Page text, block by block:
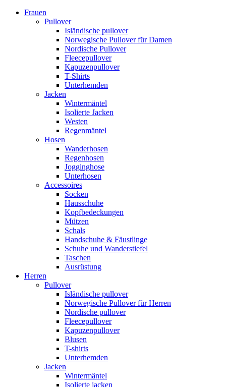
Frauen
Pullover
Isländische pullover
Norwegische Pullover für Damen
Nordische Pullover
Fleecepullover
Kapuzenpullover
T-Shirts
Unterhemden
Jacken
Wintermäntel
Isolierte Jacken
Westen
Regenmäntel
Hosen
Wanderhosen
Regenhosen
Jogginghose
Unterhosen
Accessoires
Socken
Hausschuhe
Kopfbedeckungen
Mützen
Schals
Handschuhe & Fäustlinge
Schuhe und Wanderstiefel
Taschen
Ausrüstung
Herren
Pullover
Isländische pullover
Norwegische Pullover für Herren
Nordische pullover
Fleecepullover
Kapuzenpullover
Blusen
T-shirts
Unterhemden
Jacken
Wintermäntel
Isolierte jacken